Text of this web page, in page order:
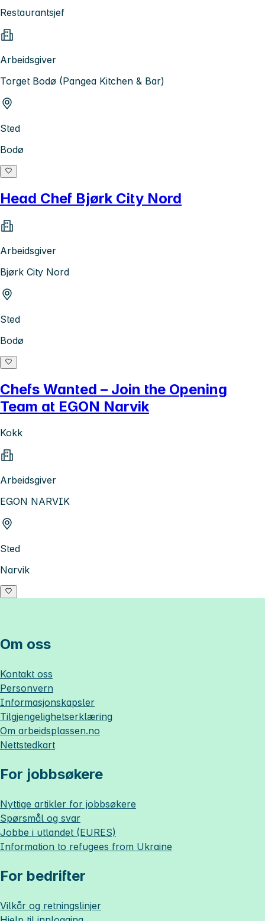
Restaurantsjef
Arbeidsgiver
Torget Bodø (Pangea Kitchen & Bar)
Sted
Bodø
Head Chef Bjørk City Nord
Arbeidsgiver
Bjørk City Nord
Sted
Bodø
Chefs Wanted – Join the Opening
Team at EGON Narvik
Kokk
Arbeidsgiver
EGON NARVIK
Sted
Narvik
Om oss
Kontakt oss
Personvern
Informasjonskapsler
Tilgjengelighetserklæring
Om arbeidsplassen.no
Nettstedkart
For jobbsøkere
Nyttige artikler for jobbsøkere
Spørsmål og svar
Jobbe i utlandet (EURES)
Information to refugees from Ukraine
For bedrifter
Vilkår og retningslinjer